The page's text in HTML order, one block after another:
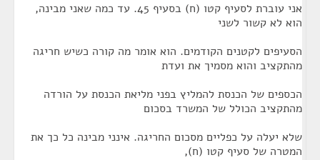
אני עוברת לסעיף קטו (ח) בסעיף 45. עד כמה שאני מבינה,
הוא לא קשור לשני
הסעיפים לקטנים הקודמים. הוא אומר מה קורה כשיש חריגה
מהתקציב והוא מסמיך את ועדת
הכספים של הכנסת להמליץ בפני מליאת הכנסת על הורדה
מהתקציב הכולל של המשרד בסכום
שלא יעלה על כפליים מסכום החריגה. אינני מבינה כל כך את
המטרה של סעיף קטו (ח),